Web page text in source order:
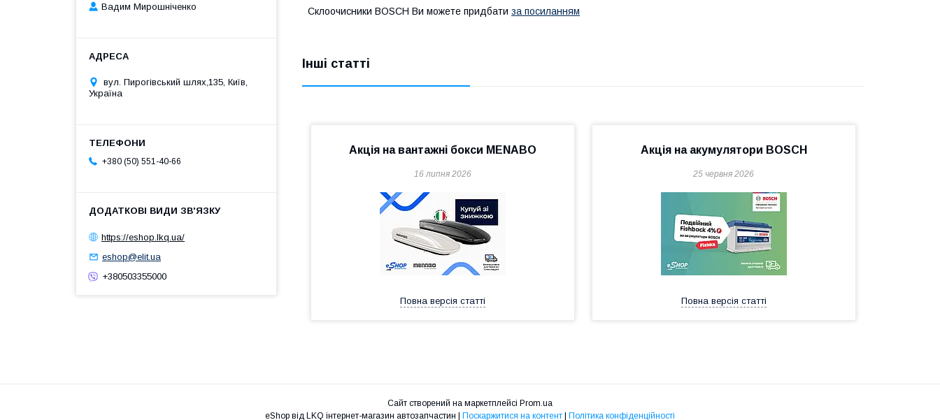
Склоочисники BOSCH Ви можете придбати за посиланням
Інші статті
Акція на вантажні бокси MENABO
16 липня 2026
Повна версія статті
Акція на акумулятори BOSCH
25 червня 2026
Повна версія статті
Вадим Мирошніченко
вул. Пирогівський шлях,135, Київ,
Україна
+380 (50) 551-40-66
https://eshop.lkq.ua/
eshop@elit.ua
+380503355000
Сайт створений на маркетплейсі Prom.ua
Поскаржитися на контент Політика конфіденційності